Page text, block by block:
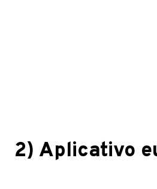
2) Aplicativo